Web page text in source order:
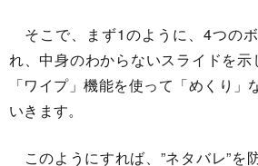
そこで、まず1のように、4つの
れ、中身のわからないスライドを
「ワイプ」機能を使って「めくり」
いきます。
このようにすれば、”ネタバレ”を